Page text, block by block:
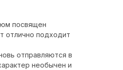
посвящен
отлично подходит
отправляются в
необычен и